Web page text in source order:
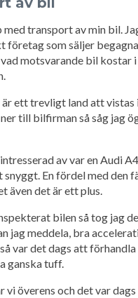
med transport av min bil.
företag som säljer
motsvarande bil kostar
ett trevligt land att vistas
till bilfirman så såg jag
av var en Audi
En fördel med den
även det är ett plus.
bilen så tog jag
jag meddela, bra
var det dags att
ganska tuff.
vi överens och det var